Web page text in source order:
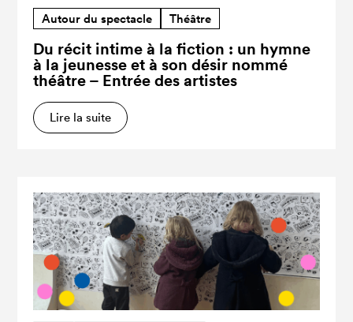
Autour du spectacle Théâtre
Du récit intime à la fiction : un hymne
à la jeunesse et à son désir nommé
théâtre – Entrée des artistes
Lire la suite